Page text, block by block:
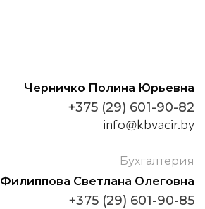
Черничко Полина Юрьевна
+375 (29) 601-90-82
info@kbvacir.by
Бухгалтерия
Филиппова Светлана Олеговна
+375 (29) 601-90-85